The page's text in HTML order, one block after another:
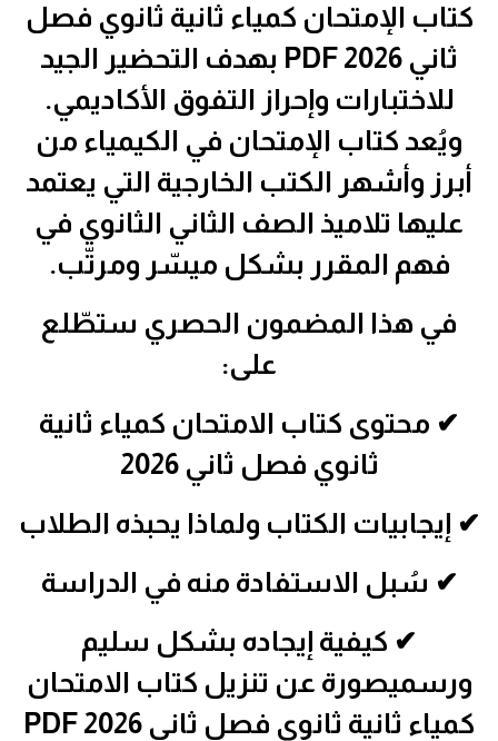
كتاب الإمتحان كمياء ثانية ثانوي فصل
ثاني 2026 PDF بهدف التحضير الجيد
للاختبارات وإحراز التفوق الأكاديمي.
ويُعد كتاب الإمتحان في الكيمياء من
أبرز وأشهر الكتب الخارجية التي يعتمد
عليها تلاميذ الصف الثاني الثانوي في
فهم المقرر بشكل ميسّر ومرتّب.
في هذا المضمون الحصري ستطّلع
على:
✔ محتوى كتاب الامتحان كمياء ثانية
ثانوي فصل ثاني 2026
✔ إيجابيات الكتاب ولماذا يحبذه الطلاب
✔ سُبل الاستفادة منه في الدراسة
✔ كيفية إيجاده بشكل سليم
ورسميصورة عن تنزيل كتاب الامتحان
كمياء ثانية ثانوي فصل ثاني 2026 PDF